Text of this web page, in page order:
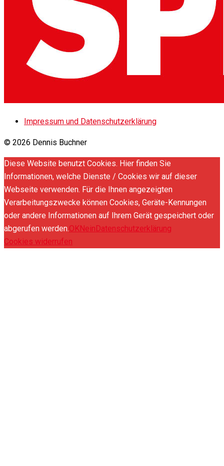
Impressum und Datenschutzerklärung
© 2026 Dennis Buchner
Diese Website benutzt Cookies. Hier finden Sie
Informationen, welche Dienste / Cookies wir auf dieser
Webseite verwenden. Für die Ihnen angezeigten
Verarbeitungszwecke können Cookies, Geräte-Kennungen
oder andere Informationen auf Ihrem Gerät gespeichert oder
abgerufen werden.OKNeinDatenschutzerklärung
Cookies widerrufen